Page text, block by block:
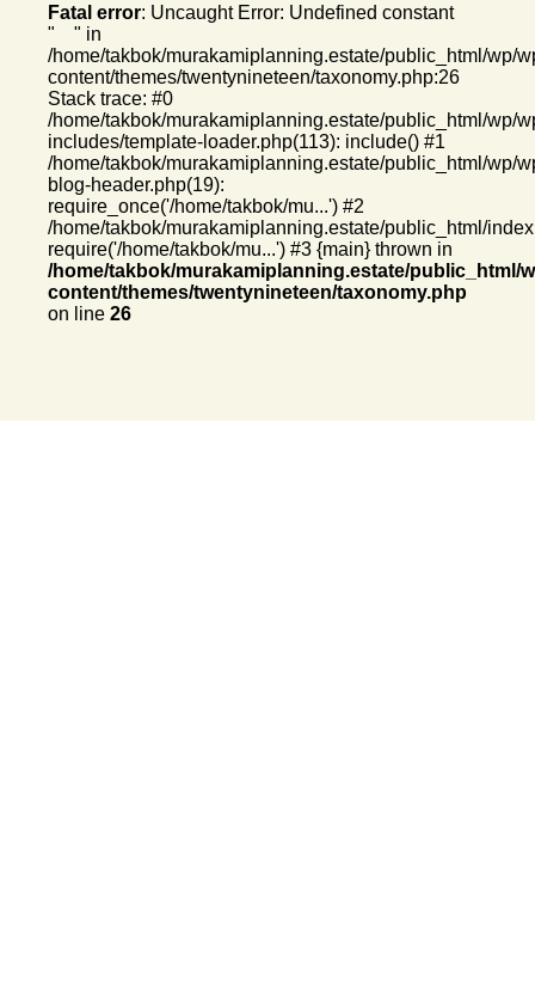
Fatal error: Uncaught Error: Undefined constant
" " in
/home/takbok/murakamiplanning.estate/public_html/wp/
content/themes/twentynineteen/taxonomy.php:26
Stack trace: #0
/home/takbok/murakamiplanning.estate/public_html/wp/
includes/template-loader.php(113): include() #1
/home/takbok/murakamiplanning.estate/public_html/wp/
blog-header.php(19):
require_once('/home/takbok/mu...') #2
/home/takbok/murakamiplanning.estate/public_html/
require('/home/takbok/mu...') #3 {main} thrown in
/home/takbok/murakamiplanning.estate/public_html/
content/themes/twentynineteen/taxonomy.php
on line 26